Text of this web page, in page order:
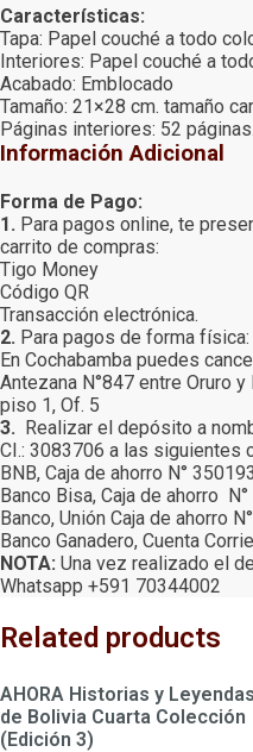
Características:
Tapa: Papel couché a todo
Interiores: Papel couché a
Acabado: Emblocado
Tamaño: 21×28 cm. tamaño
Páginas interiores: 52 páginas.
Información Adicional
Forma de Pago:
1. Para pagos online, te
carrito de compras:
Tigo Money
Código QR
Transacción electrónica.
2. Para pagos de forma física:
En Cochabamba puedes
Antezana N°847 entre Oruro y
piso 1, Of. 5
3. Realizar el depósito a
CI.: 3083706 a las siguientes
BNB, Caja de ahorro N°
Banco Bisa, Caja de ahorro
Banco, Unión Caja de ahorro
Banco Ganadero, Cuenta
NOTA: Una vez realizado el
Whatsapp +591 70344002
Related products
AHORA Historias y Leyendas
de Bolivia Cuarta Colección
(Edición 3)